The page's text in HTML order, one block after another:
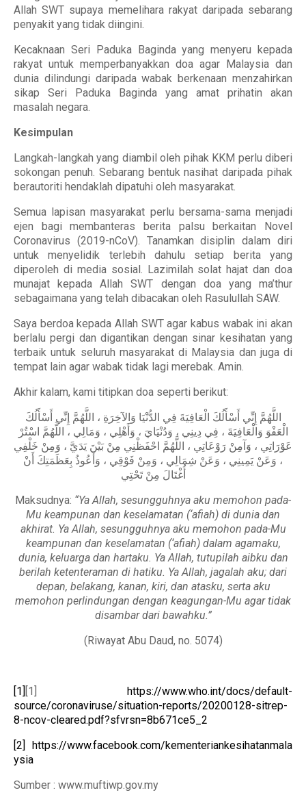
Allah SWT supaya memelihara rakyat daripada sebarang
penyakit yang tidak diingini.
Kecaknaan Seri Paduka Baginda yang menyeru kepada
rakyat untuk memperbanyakkan doa agar Malaysia dan
dunia dilindungi daripada wabak berkenaan menzahirkan
sikap Seri Paduka Baginda yang amat prihatin akan
masalah negara.
Kesimpulan
Langkah-langkah yang diambil oleh pihak KKM perlu diberi
sokongan penuh. Sebarang bentuk nasihat daripada pihak
berautoriti hendaklah dipatuhi oleh masyarakat.
Semua lapisan masyarakat perlu bersama-sama menjadi
ejen bagi membanteras berita palsu berkaitan Novel
Coronavirus (2019-nCoV). Tanamkan disiplin dalam diri
untuk menyelidik terlebih dahulu setiap berita yang
diperoleh di media sosial. Lazimilah solat hajat dan doa
munajat kepada Allah SWT dengan doa yang ma’thur
sebagaimana yang telah dibacakan oleh Rasulullah SAW.
Saya berdoa kepada Allah SWT agar kabus wabak ini akan
berlalu pergi dan digantikan dengan sinar kesihatan yang
terbaik untuk seluruh masyarakat di Malaysia dan juga di
tempat lain agar wabak tidak lagi merebak. Amin.
Akhir kalam, kami titipkan doa seperti berikut:
اللَّهُمَّ إِنِّي أَسْأَلُكَ الْعَافِيَةَ فِي الدُّنْيَا وَالآخِرَةِ ، اللَّهُمَّ إِنِّي أَسْأَلُكَ
الْعَفْوَ وَالْعَافِيَةَ ، فِي دِينِي ، وَدُنْيَايَ ، وَأَهْلِي ، وَمَالِي ، اللَّهُمَّ اسْتُرْ
عَوْرَاتِي ، وَآمِنْ رَوْعَاتِي ، اللَّهُمَّ احْفَظْنِي مِنْ بَيْنَ يَدَيَّ ، وَمِنْ خَلْفِي
، وَعَنْ يَمِينِي ، وَعَنْ شِمَالِي ، وَمِنْ فَوْقِي ، وَأَعُوذُ بِعَظَمَتِكَ أَنْ
أُغْتَالَ مِنْ تَحْتِي
Maksudnya: “Ya Allah, sesungguhnya aku memohon pada-
Mu keampunan dan keselamatan (‘afiah) di dunia dan
akhirat. Ya Allah, sesungguhnya aku memohon pada-Mu
keampunan dan keselamatan (‘afiah) dalam agamaku,
dunia, keluarga dan hartaku. Ya Allah, tutupilah aibku dan
berilah ketenteraman di hatiku. Ya Allah, jagalah aku; dari
depan, belakang, kanan, kiri, dan atasku, serta aku
memohon perlindungan dengan keagungan-Mu agar tidak
disambar dari bawahku.”
(Riwayat Abu Daud, no. 5074)
[1] [1] https://www.who.int/docs/default-
source/coronaviruse/situation-reports/20200128-sitrep-
8-ncov-cleared.pdf?sfvrsn=8b671ce5_2
[2]
https://www.facebook.com/kementeriankesihatanmala
ysia
Sumber : www.muftiwp.gov.my